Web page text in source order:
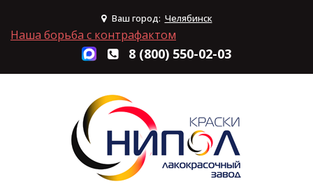
Ваш город: Челябинск
Наша борьба с контрафактом
8 (800) 550-02-03